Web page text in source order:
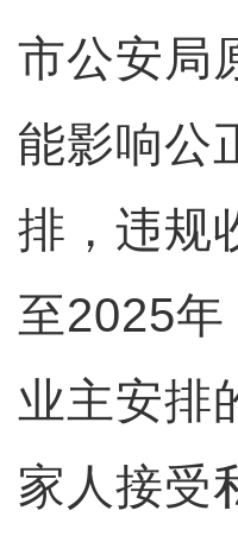
市公安局
能影响公
排，违规
至2025
业主安排
家人接受